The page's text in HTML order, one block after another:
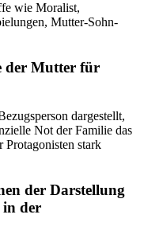
wie Moralist,
Mutter-Sohn-
der Mutter für
dargestellt,
Not der Familie das
Protagonisten stark
der Darstellung
der